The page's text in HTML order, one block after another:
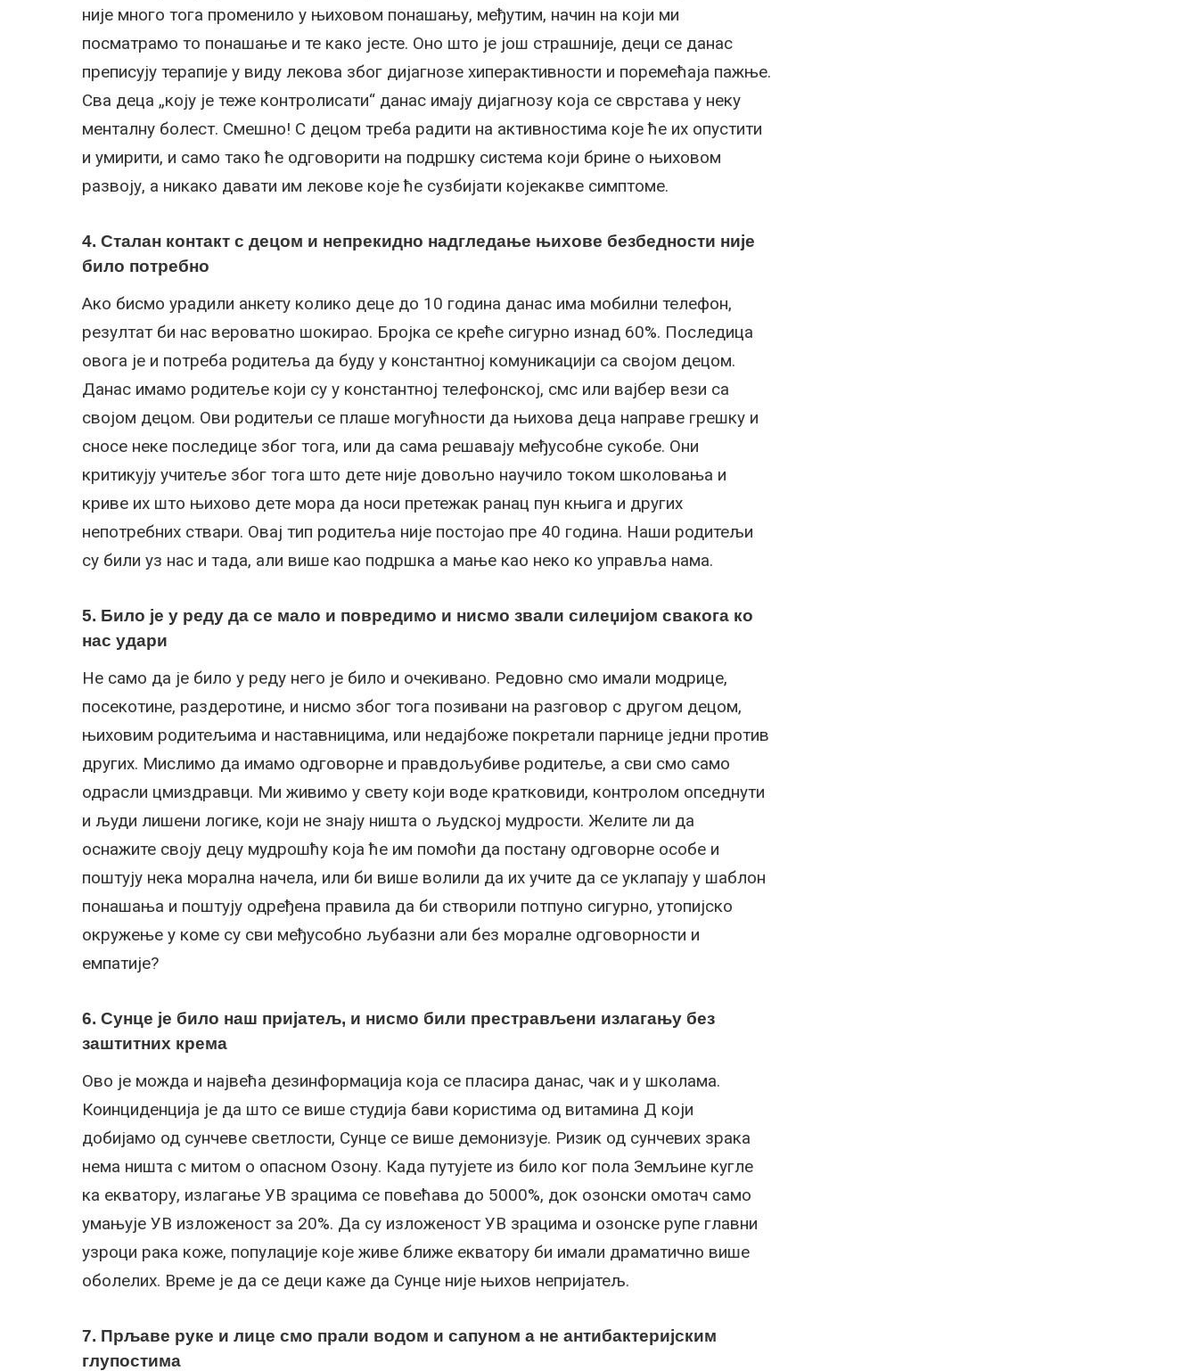
није много тога променило у њиховом понашању, међутим, начин на који ми
посматрамо то понашање и те како јесте. Оно што је још страшније, деци се данас
преписују терапије у виду лекова због дијагнозе хиперактивности и поремећаја пажње.
Сва деца „коју је теже контролисати“ данас имају дијагнозу која се сврстава у неку
менталну болест. Смешно! С децом треба радити на активностима које ће их опустити
и умирити, и само тако ће одговорити на подршку система који брине о њиховом
развоју, а никако давати им лекове које ће сузбијати којекакве симптоме.
4. Сталан контакт с децом и непрекидно надгледање њихове безбедности није
било потребно
Ако бисмо урадили анкету колико деце до 10 година данас има мобилни телефон,
резултат би нас вероватно шокирао. Бројка се креће сигурно изнад 60%. Последица
овога је и потреба родитеља да буду у константној комуникацији са својом децом.
Данас имамо родитеље који су у константној телефонској, смс или вајбер вези са
својом децом. Ови родитељи се плаше могућности да њихова деца направе грешку и
сносе неке последице због тога, или да сама решавају међусобне сукобе. Они
критикују учитеље због тога што дете није довољно научило током школовања и
криве их што њихово дете мора да носи претежак ранац пун књига и других
непотребних ствари. Овај тип родитеља није постојао пре 40 година. Наши родитељи
су били уз нас и тада, али више као подршка а мање као неко ко управља нама.
5. Било је у реду да се мало и повредимо и нисмо звали силеџијом свакога ко
нас удари
Не само да је било у реду него је било и очекивано. Редовно смо имали модрице,
посекотине, раздеротине, и нисмо због тога позивани на разговор с другом децом,
њиховим родитељима и наставницима, или недајбоже покретали парнице једни против
других. Мислимо да имамо одговорне и правдољубиве родитеље, а сви смо само
одрасли цмиздравци. Ми живимо у свету који воде кратковиди, контролом опседнути
и људи лишени логике, који не знају ништа о људској мудрости. Желите ли да
оснажите своју децу мудрошћу која ће им помоћи да постану одговорне особе и
поштују нека морална начела, или би више волили да их учите да се уклапају у шаблон
понашања и поштују одређена правила да би створили потпуно сигурно, утопијско
окружење у коме су сви међусобно љубазни али без моралне одговорности и
емпатије?
6. Сунце је било наш пријатељ, и нисмо били престрављени излагању без
заштитних крема
Ово је можда и највећа дезинформација која се пласира данас, чак и у школама.
Коинциденција је да што се више студија бави користима од витамина Д који
добијамо од сунчеве светлости, Сунце се више демонизује. Ризик од сунчевих зрака
нема ништа с митом о опасном Озону. Када путујете из било ког пола Земљине кугле
ка екватору, излагање УВ зрацима се повећава до 5000%, док озонски омотач само
умањује УВ изложеност за 20%. Да су изложеност УВ зрацима и озонске рупе главни
узроци рака коже, популације које живе ближе екватору би имали драматично више
оболелих. Време је да се деци каже да Сунце није њихов непријатељ.
7. Прљаве руке и лице смо прали водом и сапуном а не антибактеријским
глупостима